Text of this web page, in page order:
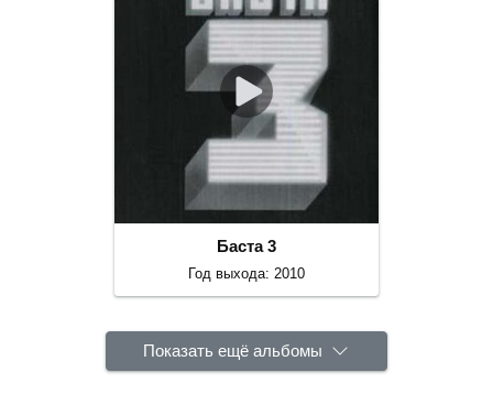
Баста 3
Год выхода: 2010
Показать ещё альбомы